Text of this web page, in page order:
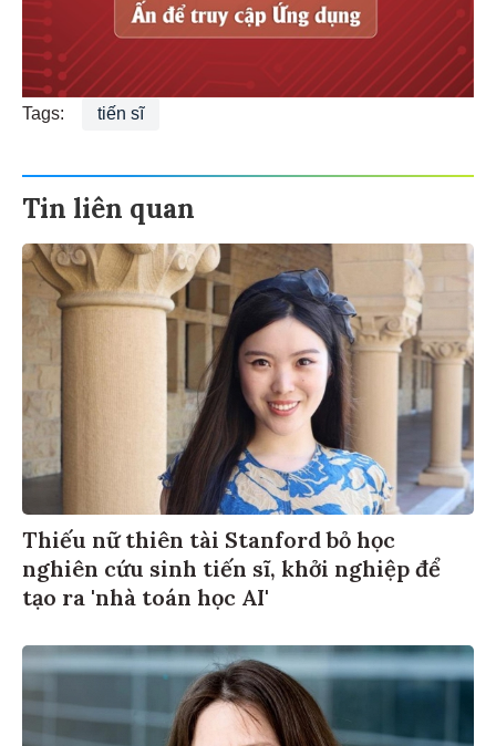
Tags: tiến sĩ
Tin liên quan
Thiếu nữ thiên tài Stanford bỏ học
nghiên cứu sinh tiến sĩ, khởi nghiệp để
tạo ra 'nhà toán học AI'